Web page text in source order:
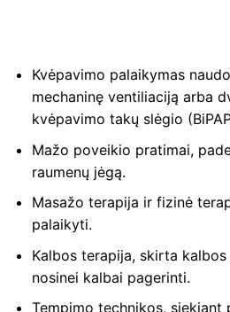
Kvėpavimo palaikymas
mechaninę ventiliaciją arba
kvėpavimo takų slėgio
Mažo poveikio pratimai,
raumenų jėgą.
Masažo terapija ir fizinė
palaikyti.
Kalbos terapija, skirta
nosinei kalbai pagerinti.
Tempimo technikos, siekiant